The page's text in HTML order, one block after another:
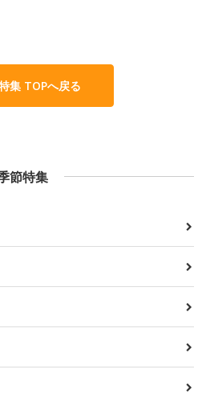
集 TOPへ戻る
節特集